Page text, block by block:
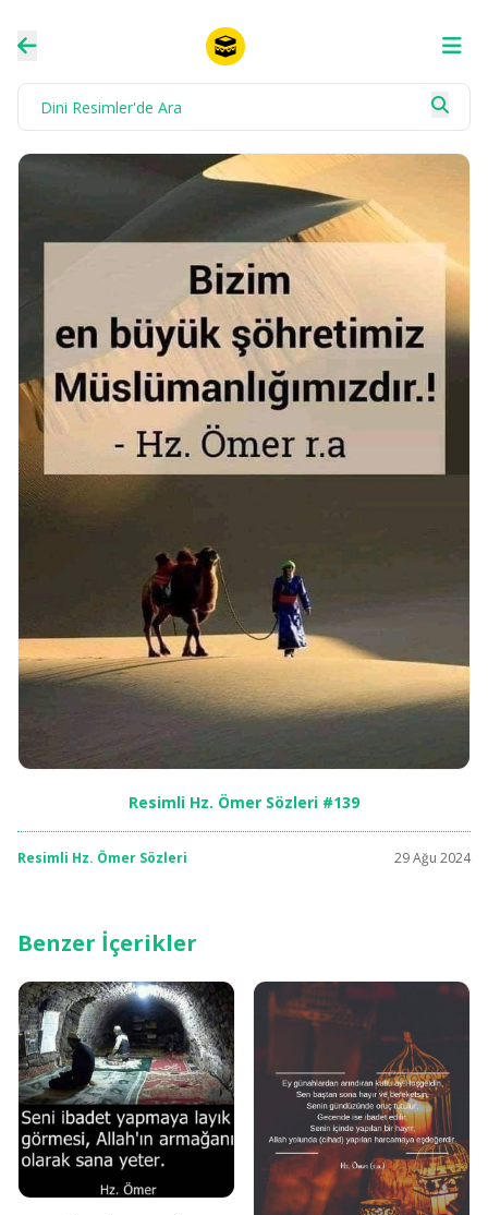
Resimli Hz. Ömer Sözleri #139
Resimli Hz. Ömer Sözleri 29 Ağu 2024
Benzer İçerikler